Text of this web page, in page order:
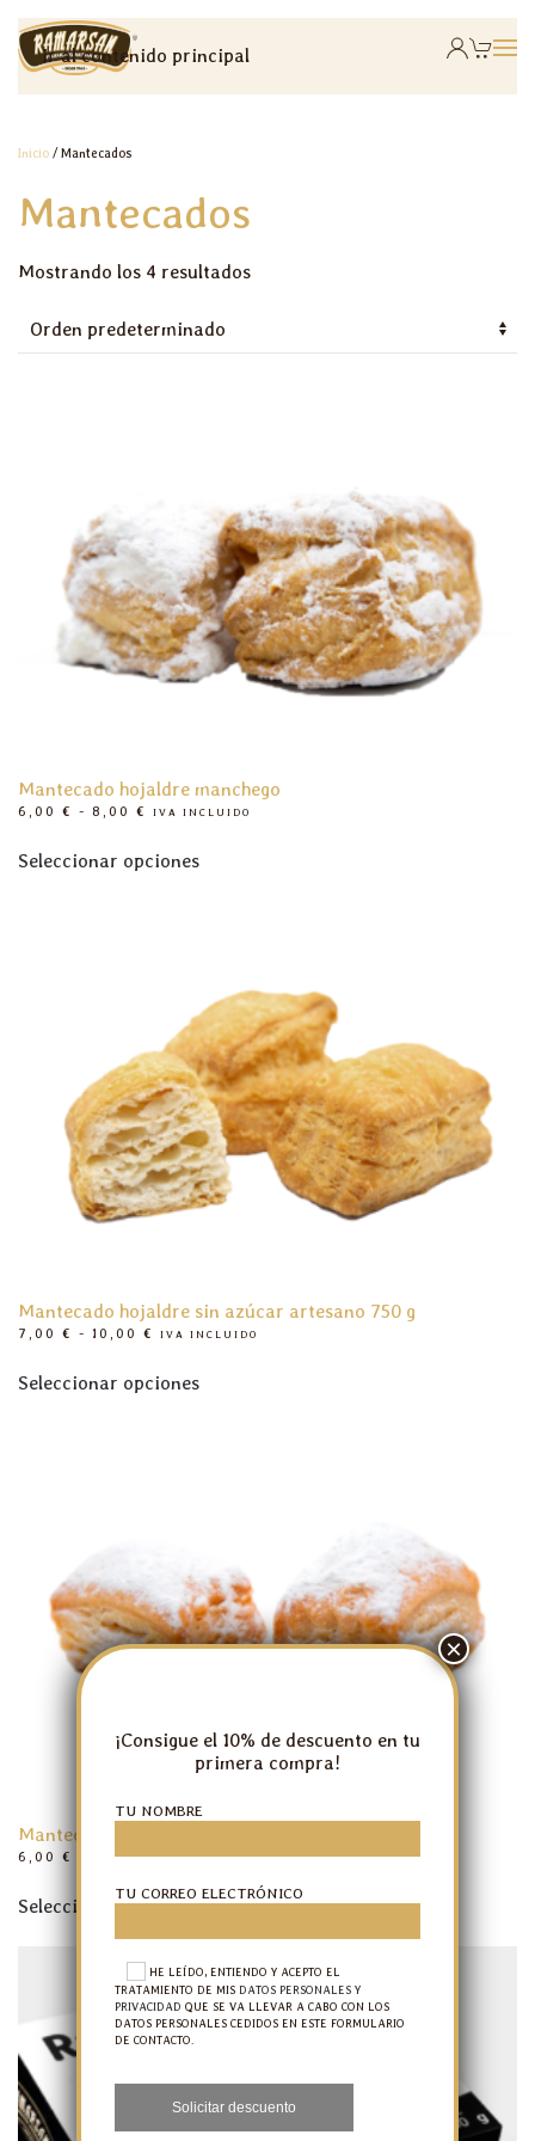
Ir al contenido principal
Inicio / Mantecados
Mantecados
Mostrando los 4 resultados
Mantecado hojaldre manchego
6,00 € - 8,00 €
RANGO
DESDE
IVA INCLUIDO
Seleccionar opcionesproducto
opciones
se
pueden
elegir
en
la
página
Mantecado hojaldre sin azúcar artesano 750 g
7,00 € - 10,00 €
RANGO
DESDE
IVA INCLUIDO
Seleccionar opcionesproducto
se
pueden
elegir
página
de
Mantecado hojaldrito manchego
6,00 € 7,80€RANGO
PRECIOS:
7,80 €
IVA INCLUIDO
Seleccionar opciones
tiene
múltiples
variantes.
se
pueden
¡Consigue el 10% de descuento en tu
primera compra!
TU NOMBRE
TU CORREO ELECTRÓNICO
HE LEÍDO, ENTIENDO Y ACEPTO EL
TRATAMIENTO DE MIS DATOS PERSONALES Y
PRIVACIDAD QUE SE VA LLEVAR A CABO CON LOS
DATOS PERSONALES CEDIDOS EN ESTE FORMULARIO
DE CONTACTO.